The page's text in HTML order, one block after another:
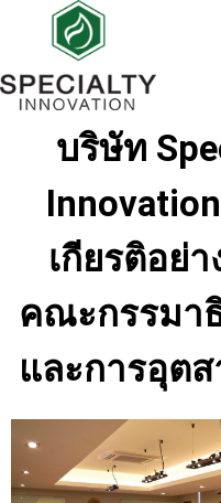
บริษัท
เกียรติอย่
คณะกรรมา
และการอุต